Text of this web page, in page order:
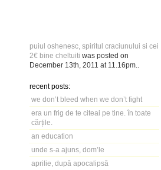
puiul oshenesc, spiritul craciunului si cei
2€ bine cheltuiti was posted on
December 13th, 2011 at 11.16pm
recent posts:
we don’t bleed when we don’t fight
era un frig de te citeai pe tine. în toate
cărțile.
an education
unde s-a ajuns, dom’le
aprilie, după apocalipsă